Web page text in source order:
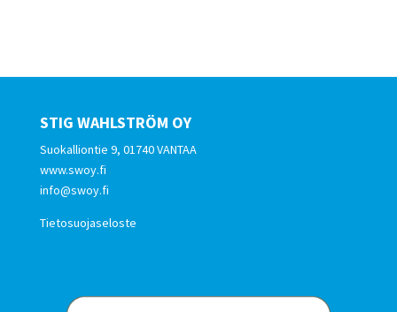
STIG WAHLSTRÖM OY
Suokalliontie 9, 01740 VANTAA
www.swoy.fi
info@swoy.fi
Tietosuojaseloste